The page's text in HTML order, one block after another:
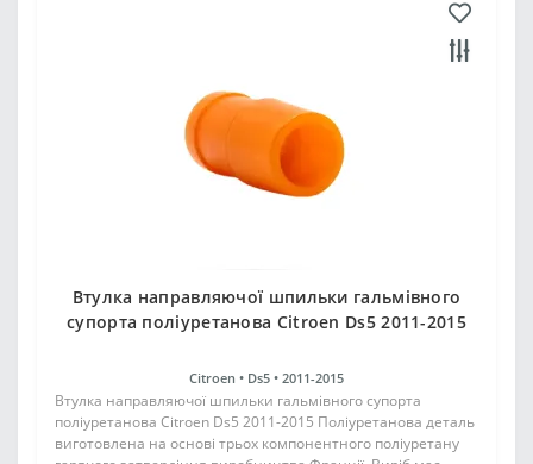
Втулка направляючої шпильки гальмівного
супорта поліуретанова Citroen Ds5 2011-2015
Citroen • Ds5 • 2011-2015
Втулка направляючої шпильки гальмівного супорта
поліуретанова Citroen Ds5 2011-2015 Поліуретанова деталь
виготовлена на основі трьох компонентного поліуретану